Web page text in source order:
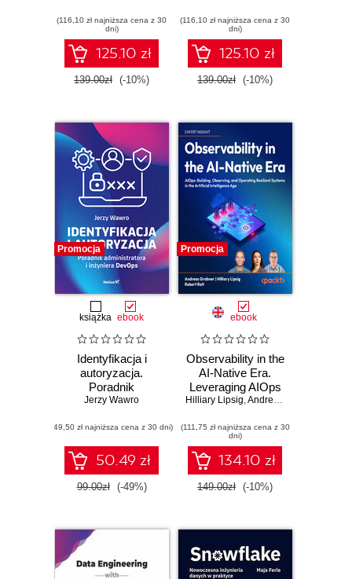
(116,10 zł najniższa cena z 30
dni)
125.10 zł
139.00zł (-10%)
(116,10 zł najniższa cena z 30
dni)
125.10 zł
139.00zł (-10%)
Promocja
książka ebook
Identyfikacja i
autoryzacja.
Poradnik
administratora i
Jerzy Wawro
(49,50 zł najniższa cena z 30 dni)
50.49 zł
99.00zł (-49%)
Promocja
ebook
Observability in the
AI-Native Era.
Leveraging AIOps
to build, observe,
resilient systems
Hilliary Lipsig,Andreas Grabner
(111,75 zł najniższa cena z 30
dni)
134.10 zł
149.00zł (-10%)